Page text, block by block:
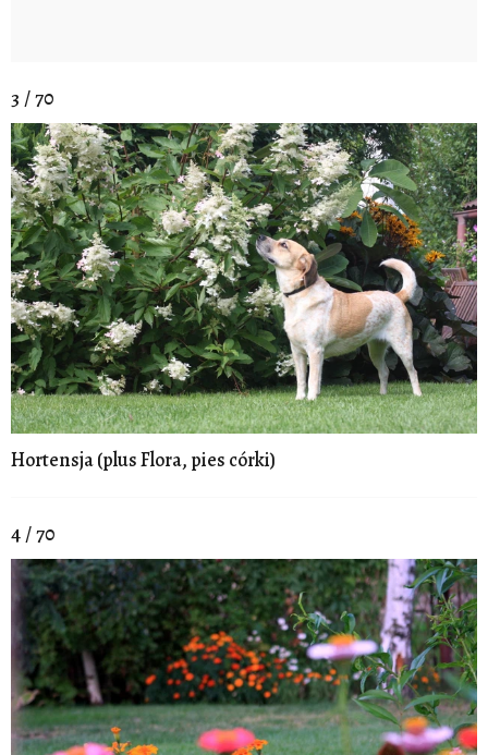
3 / 70
Hortensja (plus Flora, pies córki)
4 / 70